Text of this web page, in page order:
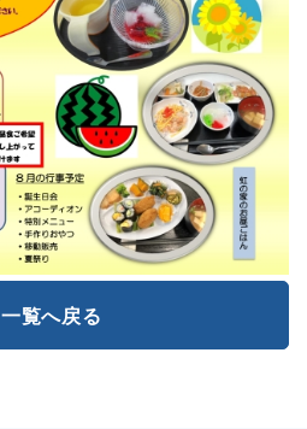
一覧へ戻る